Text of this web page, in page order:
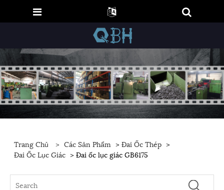
Trang Chủ > Các Sản Phẩm >Đai Ốc Thép >
Đai Ốc Lục Giác > Đai ốc lục giác GB6175